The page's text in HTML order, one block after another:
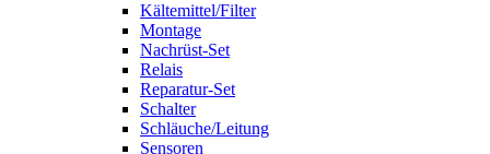
Kältemittel/Filter
Montage
Nachrüst-Set
Relais
Reparatur-Set
Schalter
Schläuche/Leitung
Sensoren